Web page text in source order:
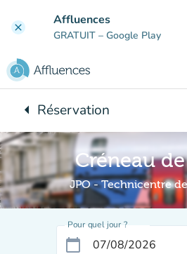
clear Affluences
GRATUIT – Google Play
arrow_leftRetour à :
Réservation
Créneau
JPO - Technicentre
Pour quel jour ?
calendar_today